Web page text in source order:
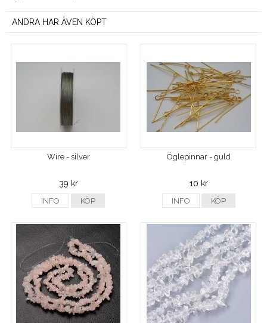
ANDRA HAR ÄVEN KÖPT
Wire - silver
39 kr
INFO KÖP
Öglepinnar - guld
10 kr
INFO KÖP